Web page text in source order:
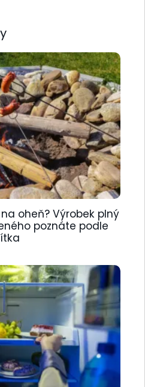
oheň? Výrobek plný
poznáte podle